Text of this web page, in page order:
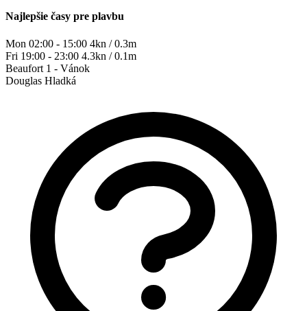
Najlepšie časy pre plavbu
Mon 02:00 - 15:00 4kn / 0.3m
Fri 19:00 - 23:00 4.3kn / 0.1m
Beaufort 1 - Vánok
Douglas Hladká